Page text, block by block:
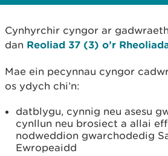
Cynhyrchir cyngor ar
dan Reoliad 37 (3) o’r
Mae ein pecynnau cyngor
os ydych chi’n:
datblygu, cynnig neu asesu
cynllun neu brosiect a allai
nodweddion gwarchodedig
Ewropeaidd